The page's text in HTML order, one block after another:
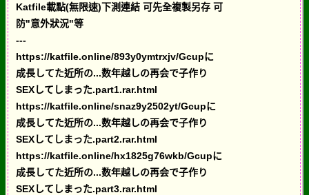
Katfile載點(無限速)下測連結 可先全複製另存 可
防"意外狀況"等
---
https://katfile.online/893y0ymtrxjv/Gcupに
成長してた近所の...数年越しの再会で子作り
SEXしてしまった.part1.rar.html
https://katfile.online/snaz9y2502yt/Gcupに
成長してた近所の...数年越しの再会で子作り
SEXしてしまった.part2.rar.html
https://katfile.online/hx1825g76wkb/Gcupに
成長してた近所の...数年越しの再会で子作り
SEXしてしまった.part3.rar.html